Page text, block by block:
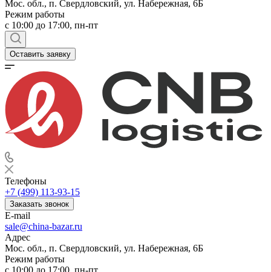
Мос. обл., п. Свердловский, ул. Набережная, 6Б
Режим работы
c 10:00 до 17:00, пн-пт
Оставить заявку
Телефоны
+7 (499) 113-93-15
Заказать звонок
E-mail
sale@china-bazar.ru
Адрес
Мос. обл., п. Свердловский, ул. Набережная, 6Б
Режим работы